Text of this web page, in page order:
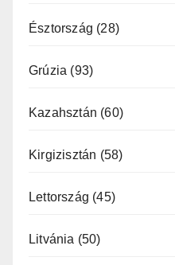
Észtország (28)
Grúzia (93)
Kazahsztán (60)
Kirgizisztán (58)
Lettország (45)
Litvánia (50)